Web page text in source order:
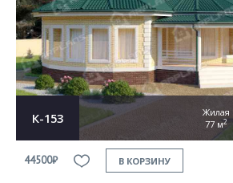
К-153
Жилая
77 м2
44500₽ В КОРЗИНУ